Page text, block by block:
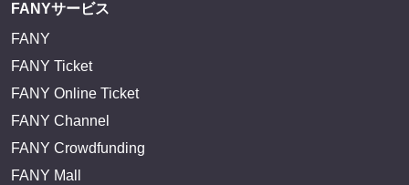
FANYサービス
FANY
FANY Ticket
FANY Online Ticket
FANY Channel
FANY Crowdfunding
FANY Mall